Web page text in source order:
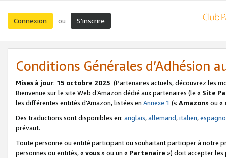
Connexion ou S’inscrire
Conditions Générales d’Adhésion
Mises à jour: 15 octobre 2025 (Partenaires actuels, découvrez les
Bienvenue sur le site Web d’Amazon dédié aux partenaires (le « Site
les différentes entités d’Amazon, listées en Annexe 1 (« Amazon» ou «
Des traductions sont disponibles en: anglais,allemand,italien,
prévaut.
Toute personne ou entité participant ou souhaitant participer à notre
personnes ou entités, « vous» ou un « Partenaire ») doit accepter les